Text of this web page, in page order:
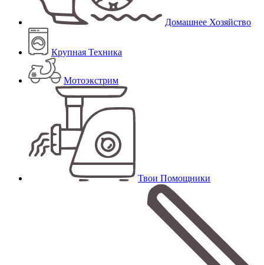
Домашнее Хозяйство
Крупная Техника
Мотоэкстрим
Твои Помощники